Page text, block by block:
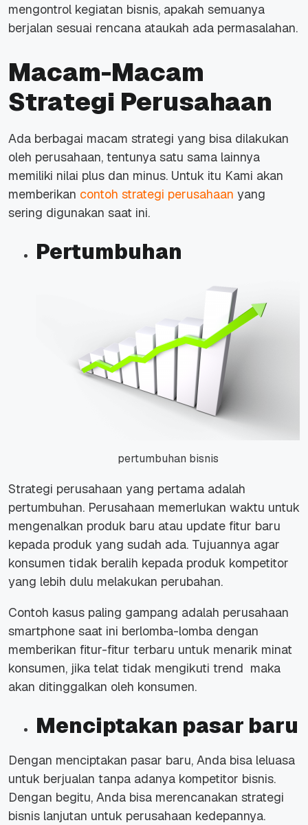
mengontrol kegiatan bisnis, apakah semuanya
berjalan sesuai rencana ataukah ada permasalahan.
Macam-Macam
Strategi Perusahaan
Ada berbagai macam strategi yang bisa dilakukan
oleh perusahaan, tentunya satu sama lainnya
memiliki nilai plus dan minus. Untuk itu Kami akan
memberikan contoh strategi perusahaan yang
sering digunakan saat ini.
Pertumbuhan
pertumbuhan bisnis
Strategi perusahaan yang pertama adalah
pertumbuhan. Perusahaan memerlukan waktu untuk
mengenalkan produk baru atau update fitur baru
kepada produk yang sudah ada. Tujuannya agar
konsumen tidak beralih kepada produk kompetitor
yang lebih dulu melakukan perubahan.
Contoh kasus paling gampang adalah perusahaan
smartphone saat ini berlomba-lomba dengan
memberikan fitur-fitur terbaru untuk menarik minat
konsumen, jika telat tidak mengikuti trend maka
akan ditinggalkan oleh konsumen.
Menciptakan pasar baru
Dengan menciptakan pasar baru, Anda bisa leluasa
untuk berjualan tanpa adanya kompetitor bisnis.
Dengan begitu, Anda bisa merencanakan strategi
bisnis lanjutan untuk perusahaan kedepannya.